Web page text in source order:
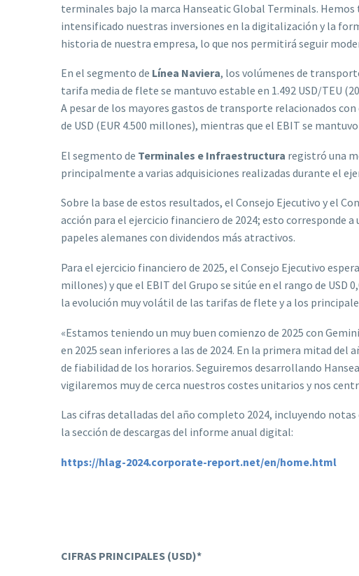
terminales bajo la marca Hanseatic Global Terminals.
intensificado nuestras inversiones en la digitalización y la
historia de nuestra empresa, lo que nos permitirá seguir
En el segmento de Línea Naviera, los volúmenes de
tarifa media de flete se mantuvo estable en 1.492 USD/TEU
A pesar de los mayores gastos de transporte relacionados con
de USD (EUR 4.500 millones), mientras que el EBIT se
El segmento de Terminales e Infraestructura registró una
principalmente a varias adquisiciones realizadas durante el
Sobre la base de estos resultados, el Consejo Ejecutivo y el
acción para el ejercicio financiero de 2024; esto corresponde
papeles alemanes con dividendos más atractivos.
Para el ejercicio financiero de 2025, el Consejo Ejecutivo
millones) y que el EBIT del Grupo se sitúe en el rango de
la evolución muy volátil de las tarifas de flete y a los
«Estamos teniendo un muy buen comienzo de 2025 con
en 2025 sean inferiores a las de 2024. En la primera mitad
de fiabilidad de los horarios. Seguiremos desarrollando
vigilaremos muy de cerca nuestros costes unitarios y nos
Las cifras detalladas del año completo 2024, incluyendo
la sección de descargas del informe anual digital:
https://hlag-2024.corporate-report.net/en/home.html
CIFRAS PRINCIPALES (USD)*